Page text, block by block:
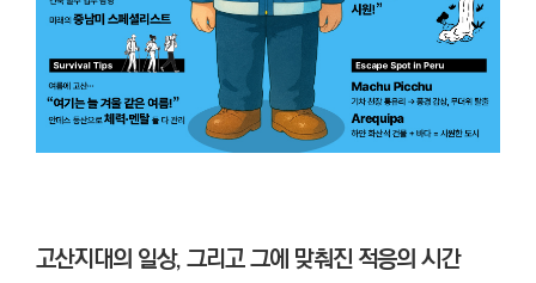
고산지대의 일상, 그리고 그에 맞춰진 적응의 시간